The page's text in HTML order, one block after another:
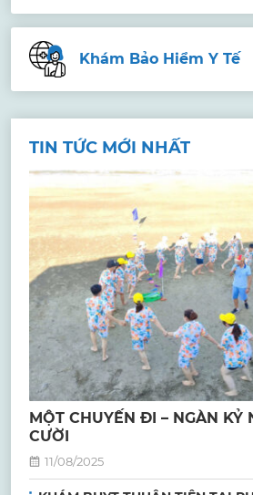
Khám Bảo Hiểm Y Tế
TIN TỨC MỚI NHẤT
MỘT CHUYẾN ĐI – NGÀN KỶ
CƯỜI
11/08/2025